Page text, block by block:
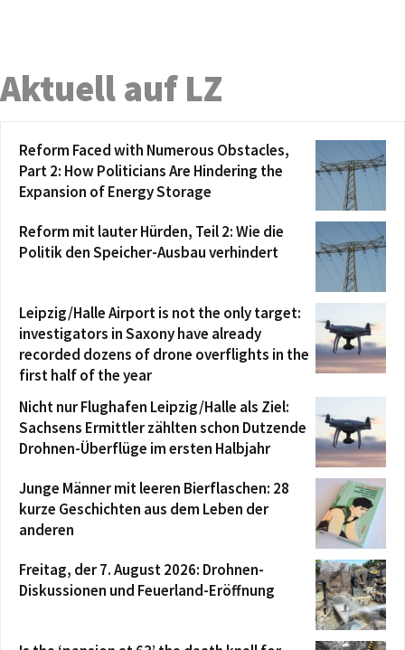
Aktuell auf LZ
Reform Faced with Numerous Obstacles,
Part 2: How Politicians Are Hindering the
Expansion of Energy Storage
Reform mit lauter Hürden, Teil 2: Wie die
Politik den Speicher-Ausbau verhindert
Leipzig/Halle Airport is not the only target:
investigators in Saxony have already
recorded dozens of drone overflights in the
first half of the year
Nicht nur Flughafen Leipzig/Halle als Ziel:
Sachsens Ermittler zählten schon Dutzende
Drohnen-Überflüge im ersten Halbjahr
Junge Männer mit leeren Bierflaschen: 28
kurze Geschichten aus dem Leben der
anderen
Freitag, der 7. August 2026: Drohnen-
Diskussionen und Feuerland-Eröffnung